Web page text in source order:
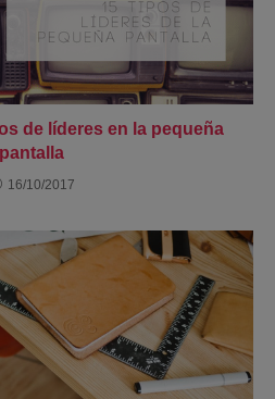
de líderes en la pequeña
pantalla
16/10/2017